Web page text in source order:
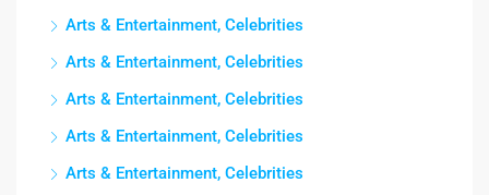
Arts & Entertainment, Celebrities
Arts & Entertainment, Celebrities
Arts & Entertainment, Celebrities
Arts & Entertainment, Celebrities
Arts & Entertainment, Celebrities